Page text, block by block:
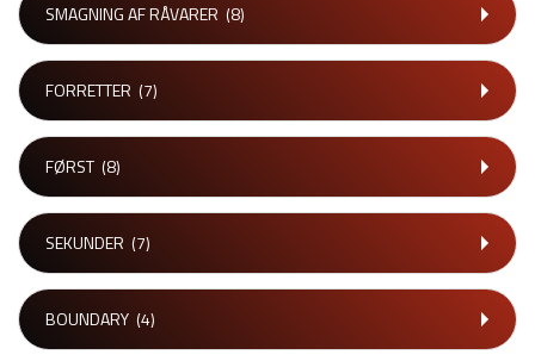
SMAGNING AF RÅVARER (8)
FORRETTER (7)
FØRST (8)
SEKUNDER (7)
BOUNDARY (4)